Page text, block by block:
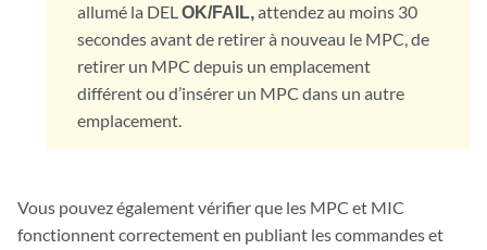
allumé la DELOK/FAIL,attendez au moins 30
secondes avant de retirer à nouveau le MPC, de
retirer un MPC depuis un emplacement
différent ou d’insérer un MPC dans un autre
emplacement.
Vous pouvez également vérifier que les MPC et MIC
fonctionnent correctement en publiant les commandes et